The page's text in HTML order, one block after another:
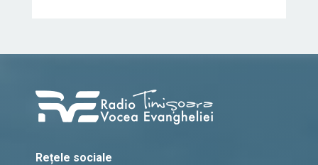
Rețele sociale